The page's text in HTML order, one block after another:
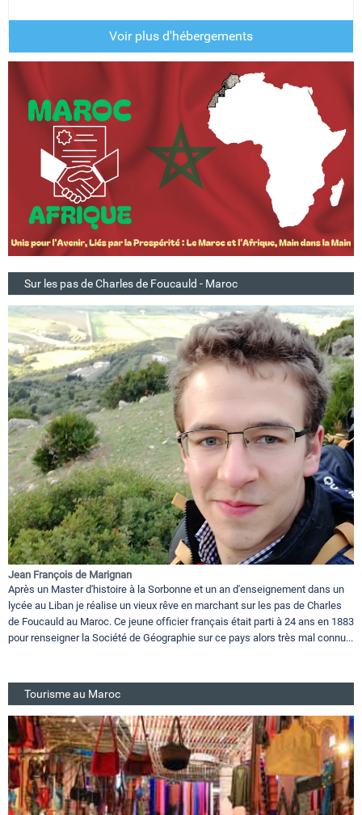
Voir plus d'hébergements
Sur les pas de Charles de Foucauld - Maroc
Jean François de Marignan
Après un Master d'histoire à la Sorbonne et un an d'enseignement dans un
lycée au Liban je réalise un vieux rêve en marchant sur les pas de Charles
de Foucauld au Maroc. Ce jeune officier français était parti à 24 ans en 1883
pour renseigner la Société de Géographie sur ce pays alors très mal connu...
Tourisme au Maroc